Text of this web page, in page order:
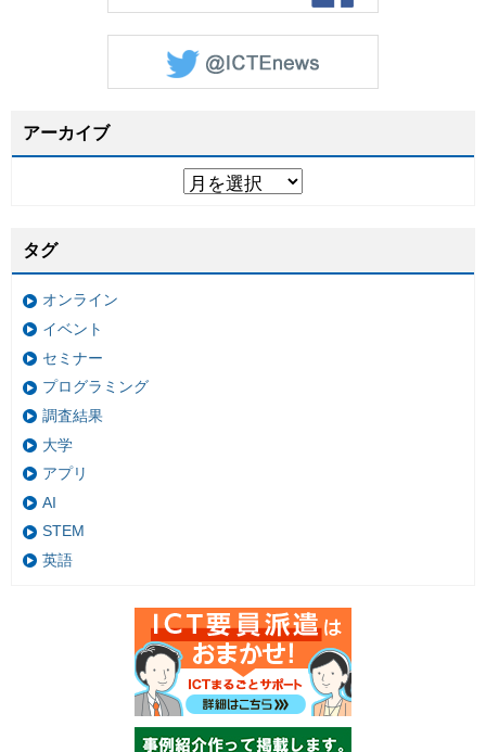
アーカイブ
タグ
オンライン
イベント
セミナー
プログラミング
調査結果
大学
アプリ
AI
STEM
英語